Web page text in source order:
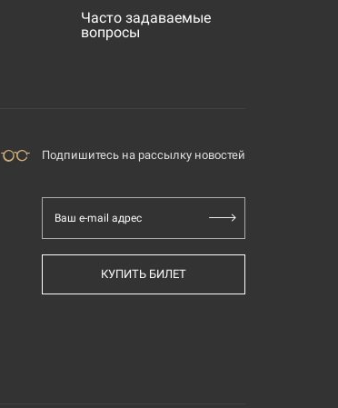
Часто задаваемые
вопросы
Подпишитесь на рассылку новостей
Ваш e-mail адрес
КУПИТЬ БИЛЕТ